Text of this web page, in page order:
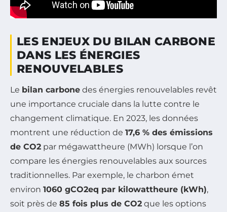
LES ENJEUX DU BILAN CARBONE
DANS LES ÉNERGIES
RENOUVELABLES
Le bilan carbone des énergies renouvelables revêt
une importance cruciale dans la lutte contre le
changement climatique. En 2023, les données
montrent une réduction de 17,6 % des émissions
de CO2 par mégawattheure (MWh) lorsque l’on
compare les énergies renouvelables aux sources
traditionnelles. Par exemple, le charbon émet
environ 1060 gCO2eq par kilowattheure (kWh),
soit près de 85 fois plus de CO2 que les options